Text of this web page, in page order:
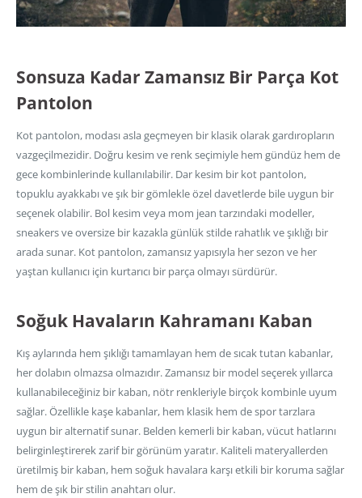
Sonsuza Kadar Zamansız Bir Parça Kot
Pantolon
Kot pantolon, modası asla geçmeyen bir klasik olarak gardıropların
vazgeçilmezidir. Doğru kesim ve renk seçimiyle hem gündüz hem de
gece kombinlerinde kullanılabilir. Dar kesim bir kot pantolon,
topuklu ayakkabı ve şık bir gömlekle özel davetlerde bile uygun bir
seçenek olabilir. Bol kesim veya mom jean tarzındaki modeller,
sneakers ve oversize bir kazakla günlük stilde rahatlık ve şıklığı bir
arada sunar. Kot pantolon, zamansız yapısıyla her sezon ve her
yaştan kullanıcı için kurtarıcı bir parça olmayı sürdürür.
Soğuk Havaların Kahramanı Kaban
Kış aylarında hem şıklığı tamamlayan hem de sıcak tutan kabanlar,
her dolabın olmazsa olmazıdır. Zamansız bir model seçerek yıllarca
kullanabileceğiniz bir kaban, nötr renkleriyle birçok kombinle uyum
sağlar. Özellikle kaşe kabanlar, hem klasik hem de spor tarzlara
uygun bir alternatif sunar. Belden kemerli bir kaban, vücut hatlarını
belirginleştirerek zarif bir görünüm yaratır. Kaliteli materyallerden
üretilmiş bir kaban, hem soğuk havalara karşı etkili bir koruma sağlar
hem de şık bir stilin anahtarı olur.